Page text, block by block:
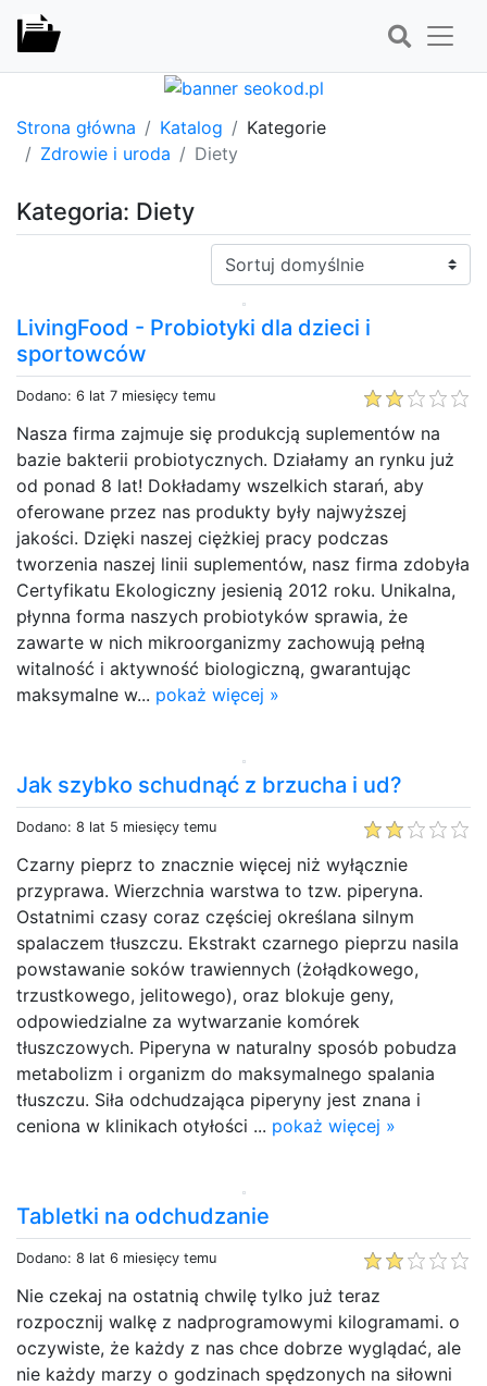
Strona główna Katalog
Kategorie
Zdrowie i uroda
Diety
Kategoria: Diety
Sortuj:
LivingFood - Probiotyki dla dzieci i
sportowców
Dodano: 6 lat 7 miesięcy temu
Nasza firma zajmuje się produkcją suplementów na
bazie bakterii probiotycznych. Działamy an rynku już
od ponad 8 lat! Dokładamy wszelkich starań, aby
oferowane przez nas produkty były najwyższej
jakości. Dzięki naszej ciężkiej pracy podczas
tworzenia naszej linii suplementów, nasz firma zdobyła
Certyfikatu Ekologiczny jesienią 2012 roku. Unikalna,
płynna forma naszych probiotyków sprawia, że
zawarte w nich mikroorganizmy zachowują pełną
witalność i aktywność biologiczną, gwarantując
maksymalne w... pokaż więcej »
Jak szybko schudnąć z brzucha i ud?
Dodano: 8 lat 5 miesięcy temu
Czarny pieprz to znacznie więcej niż wyłącznie
przyprawa. Wierzchnia warstwa to tzw. piperyna.
Ostatnimi czasy coraz częściej określana silnym
spalaczem tłuszczu. Ekstrakt czarnego pieprzu nasila
powstawanie soków trawiennych (żołądkowego,
trzustkowego, jelitowego), oraz blokuje geny,
odpowiedzialne za wytwarzanie komórek
tłuszczowych. Piperyna w naturalny sposób pobudza
metabolizm i organizm do maksymalnego spalania
tłuszczu. Siła odchudzająca piperyny jest znana i
ceniona w klinikach otyłości ... pokaż więcej »
Tabletki na odchudzanie
Dodano: 8 lat 6 miesięcy temu
Nie czekaj na ostatnią chwilę tylko już teraz
rozpocznij walkę z nadprogramowymi kilogramami. o
oczywiste, że każdy z nas chce dobrze wyglądać, ale
nie każdy marzy o godzinach spędzonych na siłowni